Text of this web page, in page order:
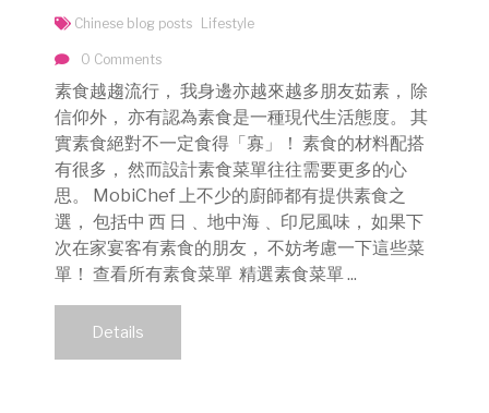
Chinese blog posts Lifestyle
0 Comments
素食越趨流行， 我身邊亦越來越多朋友茹素， 除
信仰外， 亦有認為素食是一種現代生活態度。 其
實素食絕對不一定食得「寡」！ 素食的材料配搭
有很多， 然而設計素食菜單往往需要更多的心
思。 MobiChef 上不少的廚師都有提供素食之
選， 包括中 西 日﹑ 地中海﹑ 印尼風味， 如果下
次在家宴客有素食的朋友， 不妨考慮一下這些菜
單！ 查看所有素食菜單 精選素食菜單 ...
Details